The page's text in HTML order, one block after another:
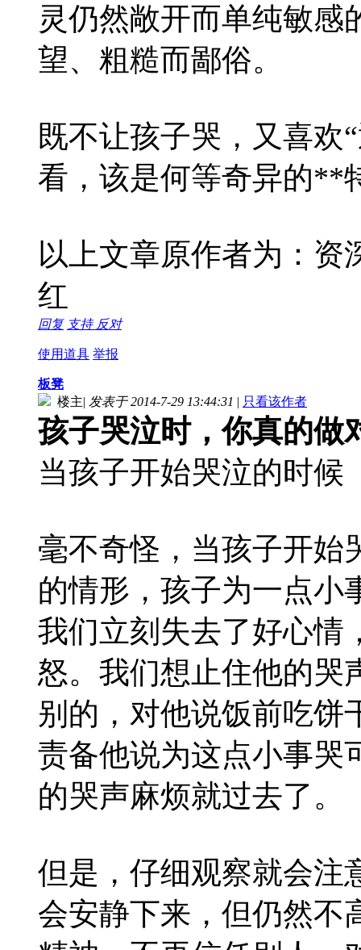
灵仍然敞开而单纯敏感
望、粗糙而鄙俗。
既不让孩子哭，又喜欢
看，该是何等奇异的**
以上文章原作者为：资
红
回复 支持 反对
使用道具 举报
板凳
楼主| 发表于 2014-7-29 13:44:31 | 只看该作者
孩子哭泣时，你真的做
当孩子开始哭泣的时候
毫不奇怪，当孩子开始
的情形，孩子为一点小
我们立刻失去了好心情
怒。我们想止住他的哭
别的，对他说饭前吃饼
责备他说为这点小事哭
的哭声麻烦就过去了。
但是，仔细观察就会注
会安静下来，但仍然不